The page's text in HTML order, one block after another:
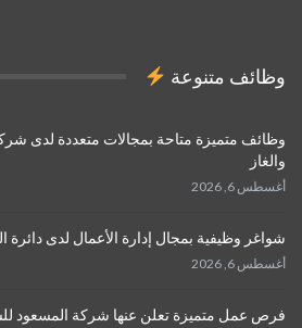
وظائف متنوعة
وظائف متميزة متاحة بمجالات متعددة لدى
والغاز
أغسطس 6, 2026
شواغر وظيفية بمجال إدارة الأعمال لدى دائرة
أغسطس 6, 2026
فرص عمل متميزة تعلن عنها شركة المسعود